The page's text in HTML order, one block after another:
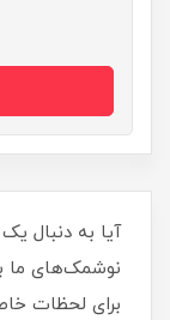
آیا به دنبال
نوشمک‌های ما
برای لحظات